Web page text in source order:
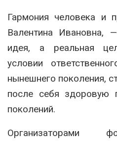
Гармония человека и
Валентина Ивановна,
идея, а реальная
условии
нынешнего поколения,
после себя здоровую
поколений.
Организаторами